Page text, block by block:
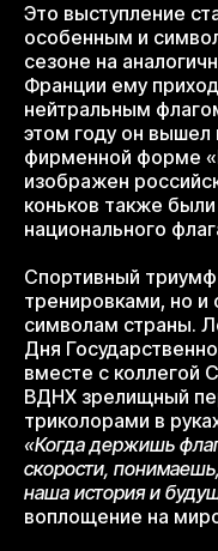
Это выступление
особенным и
сезоне на
Франции ему
нейтральным
этом году он вышел
фирменной форме
изображен
коньков также
национального
Спортивный
тренировками, но
символам страны.
Дня
вместе с коллегой
ВДНХ зрелищный
триколорами в
«Когда держишь
скорости,
наша история и
воплощение на